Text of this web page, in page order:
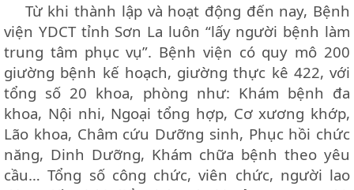
Từ khi thành lập và hoạt động đến nay, Bệnh
viện YDCT tỉnh Sơn La luôn “lấy người bệnh làm
trung tâm phục vụ”. Bệnh viện có quy mô 200
giường bệnh kế hoạch, giường thực kê 422, với
tổng số 20 khoa, phòng như: Khám bệnh đa
khoa, Nội nhi, Ngoại tổng hợp, Cơ xương khớp,
Lão khoa, Châm cứu Dưỡng sinh, Phục hồi chức
năng, Dinh Dưỡng, Khám chữa bệnh theo yêu
cầu… Tổng số công chức, viên chức, người lao